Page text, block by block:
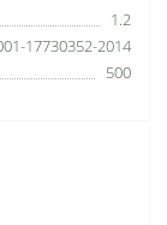
1.2
17730352-2014
500